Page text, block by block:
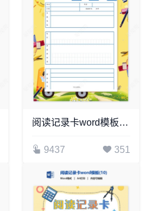
阅读记录卡word模板(17)
9437 351